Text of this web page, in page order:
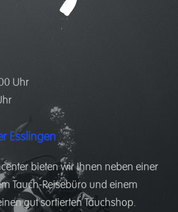
Uhr
Esslingen
bieten wir Ihnen neben einer
Tauch-Reisebüro und einem
gut sortiertenTauchshop.